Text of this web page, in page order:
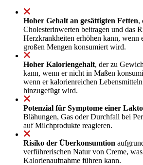
Hoher Gehalt an gesättigten Fetten,
Cholesterinwerten beitragen und das
Herzkrankheiten erhöhen kann, wenn
großen Mengen konsumiert wird.
Hoher Kaloriengehalt, der zu
kann, wenn er nicht in Maßen
wenn er kalorienreichen
hinzugefügt wird.
Potenzial für Symptome einer
Blähungen, Gas oder Durchfall bei
auf Milchprodukte reagieren.
Risiko der Überkonsumtion
verführerischen Natur von Creme,
Kalorienaufnahme führen kann.